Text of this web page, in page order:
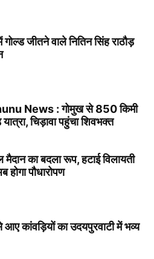
जीतने वाले नितिन सिंह राठौड़
News : गोमुख से 850 किमी
चिड़ावा पहुंचा शिवभक्त
का बदला रूप, हटाई विलायती
होगा पौधारोपण
आए कांवड़ियों का उदयपुरवाटी में भव्य